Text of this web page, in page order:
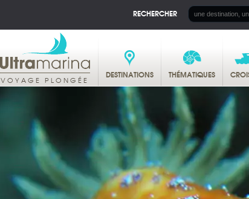
RECHERCHER
VOYAGE PLONGÉE DESTINATIONS THÉMATIQUES